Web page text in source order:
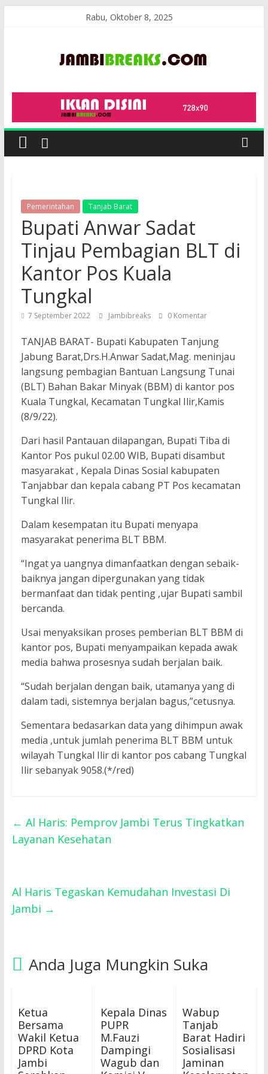
Rabu, Oktober 8, 2025
JambiBreaks
Pemerintahan Tanjab Barat
Bupati Anwar Sadat
Tinjau Pembagian BLT di
Kantor Pos Kuala
Tungkal
7 September 2022 Jambibreaks 0 Komentar
TANJAB BARAT- Bupati Kabupaten Tanjung
Jabung Barat,Drs.H.Anwar Sadat,Mag. meninjau
langsung pembagian Bantuan Langsung Tunai
(BLT) Bahan Bakar Minyak (BBM) di kantor pos
Kuala Tungkal, Kecamatan Tungkal Ilir,Kamis
(8/9/22).
Dari hasil Pantauan dilapangan, Bupati Tiba di
Kantor Pos pukul 02.00 WIB, Bupati disambut
masyarakat , Kepala Dinas Sosial kabupaten
Tanjabbar dan kepala cabang PT Pos kecamatan
Tungkal Ilir.
Dalam kesempatan itu Bupati menyapa
masyarakat penerima BLT BBM.
“Ingat ya uangnya dimanfaatkan dengan sebaik-
baiknya jangan dipergunakan yang tidak
bermanfaat dan tidak penting ,ujar Bupati sambil
bercanda.
Usai menyaksikan proses pemberian BLT BBM di
kantor pos, Bupati menyampaikan kepada awak
media bahwa prosesnya sudah berjalan baik.
“Sudah berjalan dengan baik, utamanya yang di
dalam tadi, sistemnya berjalan bagus,”cetusnya.
Sementara bedasarkan data yang dihimpun awak
media ,untuk jumlah penerima BLT BBM untuk
wilayah Tungkal Ilir di kantor pos cabang Tungkal
Ilir sebanyak 9058.(*/red)
← Al Haris: Pemprov Jambi Terus Tingkatkan
Layanan Kesehatan
Al Haris Tegaskan Kemudahan Investasi Di
Jambi →
Anda Juga Mungkin Suka
Ketua
Bersama
Wakil Ketua
DPRD Kota
Jambi
Kepala Dinas
PUPR
M.Fauzi
Dampingi
Wagub dan
Wabup
Tanjab
Barat Hadiri
Sosialisasi
Jaminan